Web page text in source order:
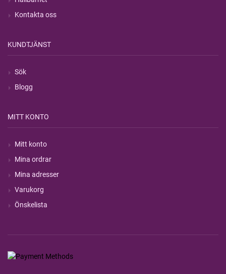
Kontakta oss
KUNDTJÄNST
Sök
Blogg
MITT KONTO
Mitt konto
Mina ordrar
Mina adresser
Varukorg
Önskelista